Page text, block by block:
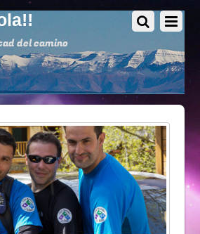
del camino